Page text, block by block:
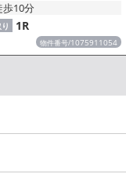
物件番号/1075911054
10分
1R